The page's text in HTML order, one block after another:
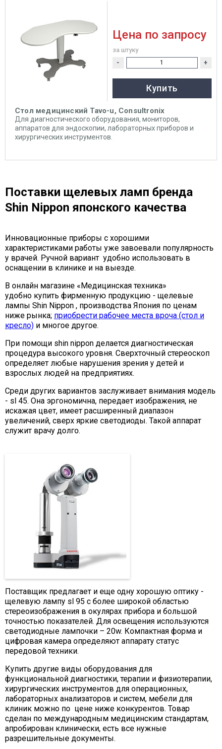
Стол медицинский Tavo-u, Consultronix
Для диагностического оборудования, мониторов,
аппаратов для эндоскопии, лабораторных приборов и
хирургических инструментов.
Цена по запросу
за штуку
- +
Купить
Поставки щелевых ламп бренда
Shin Nippon японского качества
Инновационные приборы с хорошими
характеристиками работы уже завоевали популярность
у врачей. Ручной вариант удобно использовать в
оснащении в клинике и на выезде.
В онлайн магазине «Медицинская техника»
удобно купить фирменную продукцию - щелевые
лампы Shin Nippon , производства Япония по ценам
ниже рынка; приобрести рабочее места вроча (стол и
кресло) и многое другое.
При помощи shin nippon делается диагностическая
процедура высокого уровня. Сверхточный стереоскоп
определяет любые нарушения зрения у детей и
взрослых людей на предприятиях.
Среди других вариантов заслуживает внимания модель
- sl 45. Она эргономична, передает изображения, не
искажая цвет, имеет расширенный диапазон
увеличений, сверх яркие светодиоды. Такой аппарат
служит врачу долго.
Поставщик предлагает и еще одну хорошую оптику -
щелевую лампу sl 95 с более широкой областью
стереоизображения в окулярах прибора и большой
точностью показателей. Для освещения используются
светодиодные лампочки – 20w. Компактная форма и
цифровая камера определяют аппарату статус
передовой техники.
Купить другие виды оборудования для
функциональной диагностики, терапии и физиотерапии,
хирургических инструментов для операционных,
лабораторных анализаторов и систем, мебели для
клиник можно по цене ниже конкурентов. Товар
сделан по международным медицинским стандартам,
апробирован клинически, есть все нужные
разрешительные документы.